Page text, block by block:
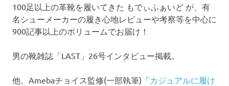
100足以上の革靴を履いてきた もでぃふぁいど が、有
名シューメーカーの履き心地レビューや考察等を中心に
900記事以上のボリュームでお届け！
男の靴雑誌「LAST」26号インタビュー掲載。
他、Amebaチョイス監修(一部執筆)「カジュアルに履け